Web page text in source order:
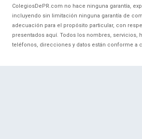
ColegiosDePR.com no hace ninguna garantía,
incluyendo sin limitación ninguna garantía de
adecuación para el propósito particular, con
presentados aquí. Todos los nombres, servicios,
teléfonos, direcciones y datos están conforme a